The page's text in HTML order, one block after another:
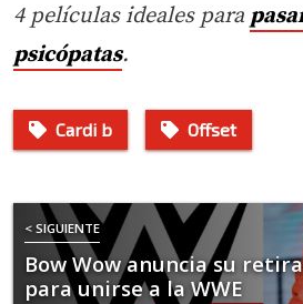
4 películas ideales para
psicópatas.
Cardi b Offset
< SIGUIENTE
Bow Wow anuncia su
para unirse a la WWE